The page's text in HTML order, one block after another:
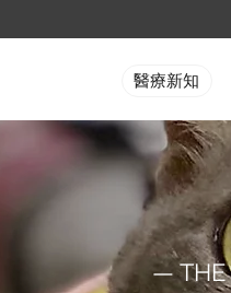
醫療新知
— THE